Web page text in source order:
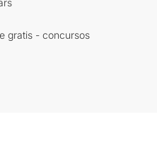
gratis - concursos